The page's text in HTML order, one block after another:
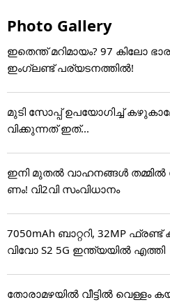
Photo Gallery
ഇതെന്ത് മറിമായം? 97 കിലോ
ഇംഗ്ലണ്ട് പര്യടനത്തില്‍!
മുടി സോപ്പ് ഉപയോഗിച്ച്
വിക്കുന്നത് ഇത്...
ഇനി മുതൽ വാഹനങ്ങൾ തമ്മിൽ
ണം! വി2വി സംവിധാനം
7050mAh ബാറ്ററി, 32MP ഫ്രണ്ട്
വിവോ S2 5G ഇന്ത്യയിൽ എത്തി
തോരാമഴയിൽ വീട്ടിൽ വെള്ളം